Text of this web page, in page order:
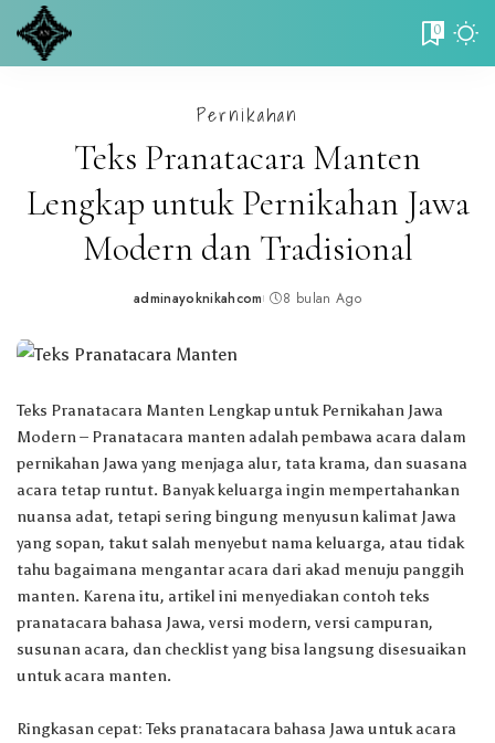
0
Pernikahan
Teks Pranatacara Manten
Lengkap untuk Pernikahan Jawa
Modern dan Tradisional
Posted
adminayoknikahcom 8 bulan Ago
Teks Pranatacara Manten Lengkap untuk Pernikahan Jawa
Modern – Pranatacara manten adalah pembawa acara dalam
pernikahan Jawa yang menjaga alur, tata krama, dan suasana
acara tetap runtut. Banyak keluarga ingin mempertahankan
nuansa adat, tetapi sering bingung menyusun kalimat Jawa
yang sopan, takut salah menyebut nama keluarga, atau tidak
tahu bagaimana mengantar acara dari akad menuju panggih
manten. Karena itu, artikel ini menyediakan contoh teks
pranatacara bahasa Jawa, versi modern, versi campuran,
susunan acara, dan checklist yang bisa langsung disesuaikan
untuk acara manten.
Ringkasan cepat: Teks pranatacara bahasa Jawa untuk acara